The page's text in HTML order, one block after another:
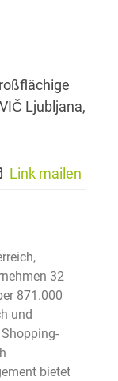
Ljubljana,
Link mailen
32
871.000
und
bietet